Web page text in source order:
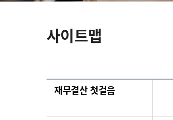
사이트맵
재무결산 첫걸음